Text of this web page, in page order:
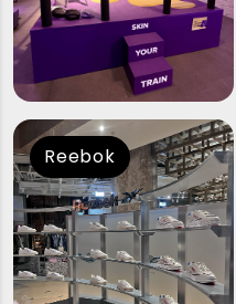
Reebok